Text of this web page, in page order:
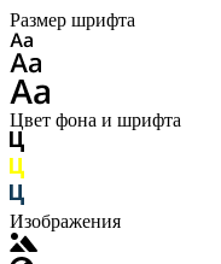
Размер шрифта
Цвет фона и шрифта
Изображения